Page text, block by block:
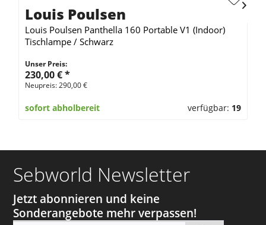
Louis Poulsen
Louis Poulsen Panthella 160 Portable V1 (Indoor)
Tischlampe / Schwarz
Unser Preis:
230,00 €*
Neupreis: 290,00 €
sofort abholbereit verfügbar: 19
Sebworld Newsletter
Jetzt abonnieren und keine
Sonderangebote mehr verpassen!